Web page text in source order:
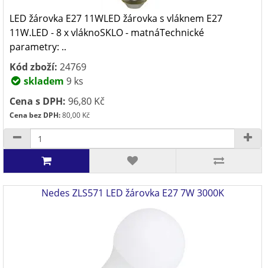
LED žárovka E27 11WLED žárovka s vláknem E27
11W.LED - 8 x vláknoSKLO - matnáTechnické
parametry: ..
Kód zboží: 24769
skladem 9 ks
Cena s DPH: 96,80 Kč
Cena bez DPH:80,00 Kč
Nedes ZLS571 LED žárovka E27 7W 3000K